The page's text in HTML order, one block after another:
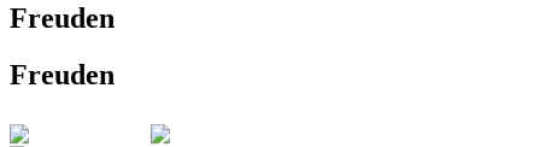
Freuden
Freuden